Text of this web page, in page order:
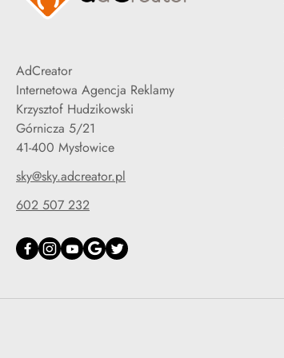
AdCreator
Internetowa Agencja Reklamy
Krzysztof Hudzikowski
Górnicza 5/21
41-400 Mysłowice
sky@sky.adcreator.pl
602 507 232